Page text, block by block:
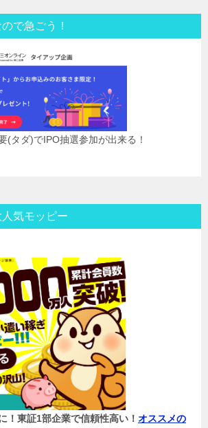
で急ごう！
(タダ)でIPO抽選参加が出来る！
気モッピー
！東証1部企業で信頼性高い！ オススメの